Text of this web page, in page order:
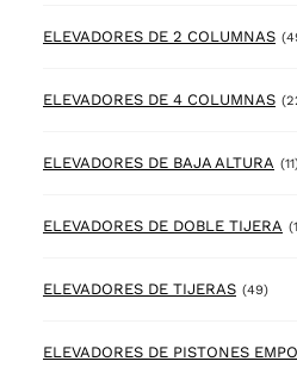
ELEVADORES DE 2 COLUMNAS
ELEVADORES DE 4 COLUMNAS
ELEVADORES DE BAJA ALTURA
ELEVADORES DE DOBLE TIJERA
ELEVADORES DE TIJERAS (49)49
ELEVADORES DE PISTONES